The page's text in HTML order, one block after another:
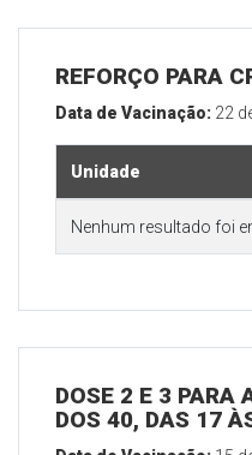
REFORÇO PARA
Data de Vacinação: 22
Unidade
Nenhum resultado foi
DOSE 2 E 3 PARA
DOS 40, DAS 17